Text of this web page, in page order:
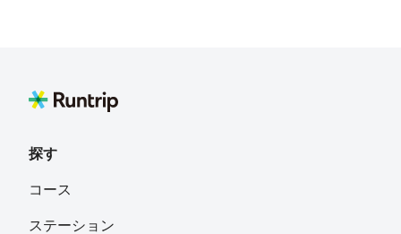
Mark Yanagida
探す
コース
ステーション